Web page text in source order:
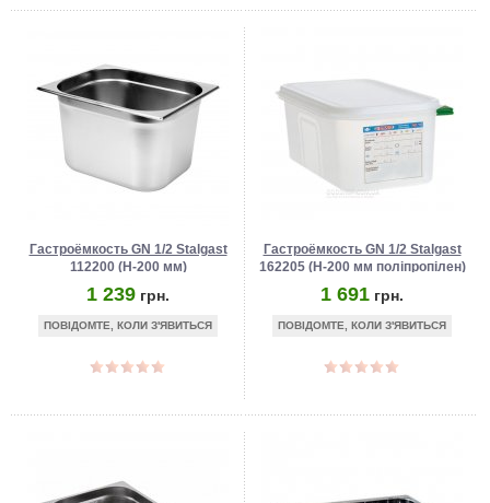
Гастроёмкость GN 1/2 Stalgast
112200 (Н-200 мм)
1 239 грн.
ПОВІДОМТЕ, КОЛИ З'ЯВИТЬСЯ
Гастроёмкость GN 1/2 Stalgast
162205 (Н-200 мм поліпропілен)
1 691 грн.
ПОВІДОМТЕ, КОЛИ З'ЯВИТЬСЯ